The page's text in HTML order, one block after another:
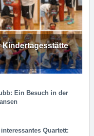
Kindertagesstätte
Ein Besuch in der
Quar­tett: